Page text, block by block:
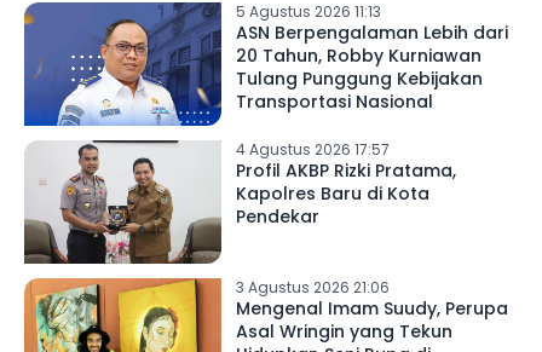
5 Agustus 2026 11:13
ASN Berpengalaman Lebih dari
20 Tahun, Robby Kurniawan
Tulang Punggung Kebijakan
Transportasi Nasional
4 Agustus 2026 17:57
Profil AKBP Rizki Pratama,
Kapolres Baru di Kota
Pendekar
3 Agustus 2026 21:06
Mengenal Imam Suudy, Perupa
Asal Wringin yang Tekun